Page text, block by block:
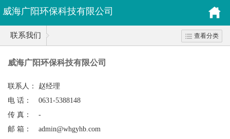
威海广阳环保科技有限公司
联系我们 查看分类
威海广阳环保科技有限公司
联系人：
赵经理
电 话：
0631-5388148
传 真：
-
邮 箱：
admin@whgyhb.com